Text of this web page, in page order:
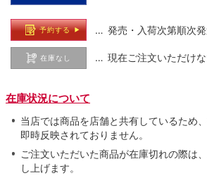
予約する … 発売・入荷次第順次
在庫なし … 現在ご注文いただけ
在庫状況について
当店では商品を店舗と共有しているため
即時反映されておりません。
ご注文いただいた商品が在庫切れの際は
し上げます。